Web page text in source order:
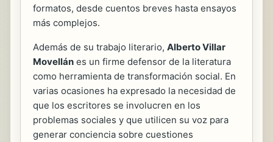
formatos, desde cuentos breves hasta ensayos
más complejos.
Además de su trabajo literario, Alberto Villar
Movellán es un firme defensor de la literatura
como herramienta de transformación social. En
varias ocasiones ha expresado la necesidad de
que los escritores se involucren en los
problemas sociales y que utilicen su voz para
generar conciencia sobre cuestiones